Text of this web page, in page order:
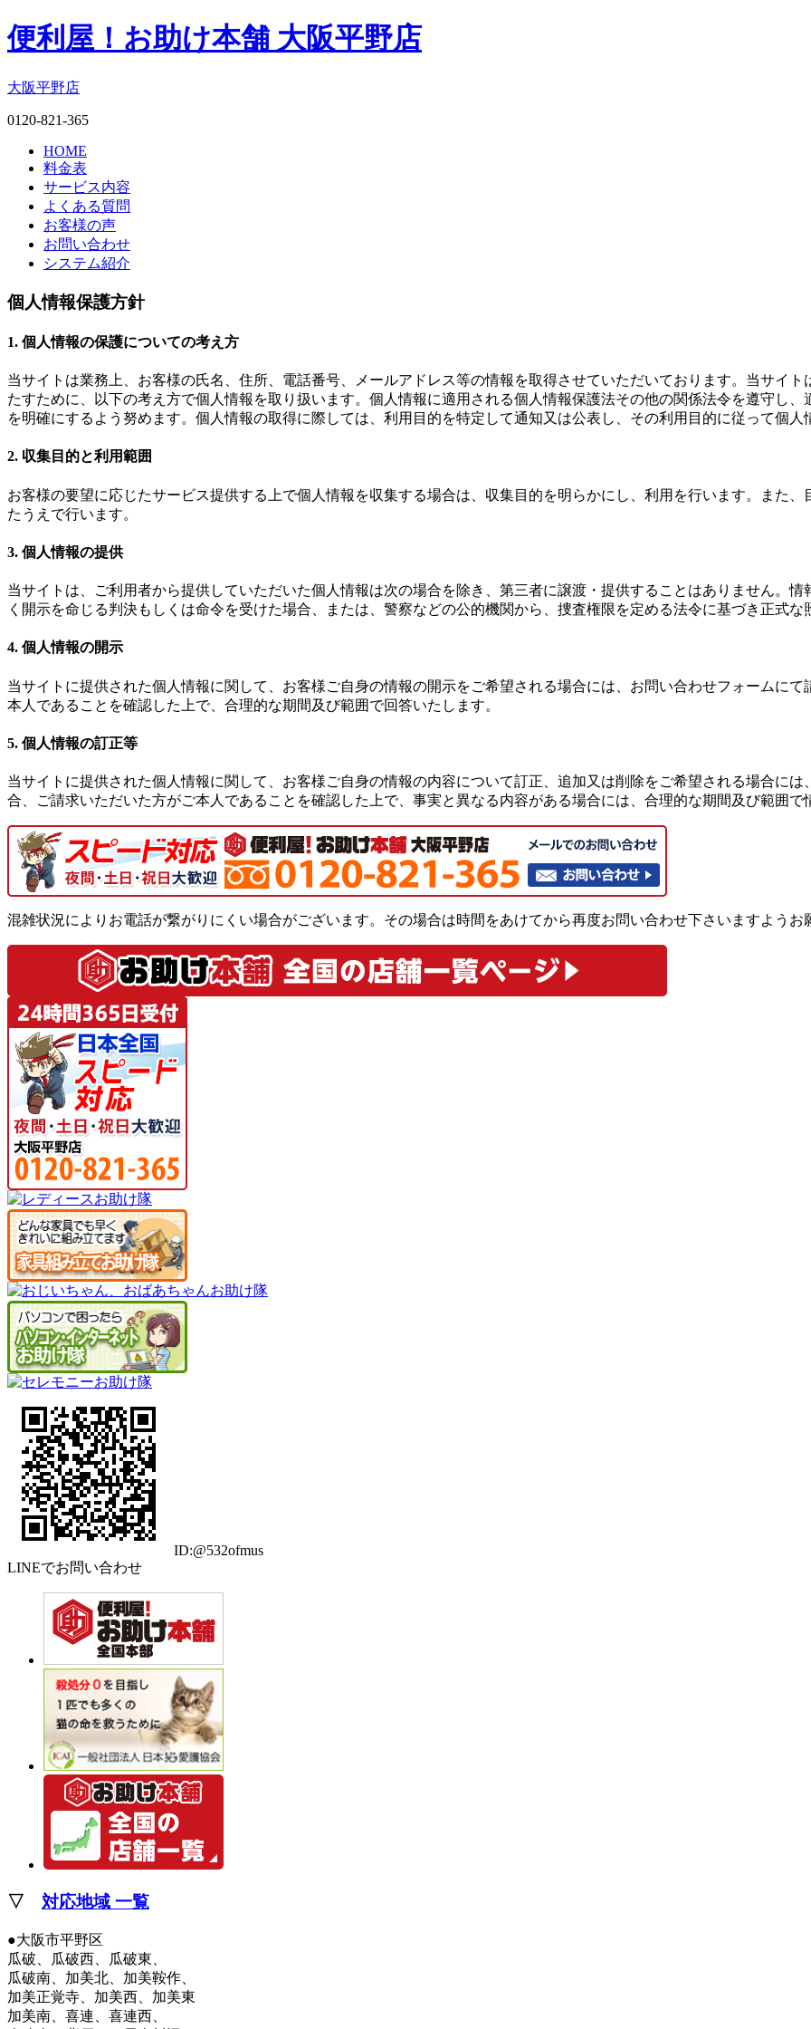
便利屋！お助け本舗 大阪平野店
大阪平野店
0120-821-365
HOME
料金表
サービス内容
よくある質問
お客様の声
お問い合わせ
システム紹介
個人情報保護方針
1. 個人情報の保護についての考え方
当サイトは業務上、お客様の氏名、住所、電話番号、メールアドレス等の情報を取得させていただいております。当サイ
たすために、以下の考え方で個人情報を取り扱います。個人情報に適用される個人情報保護法その他の関係法令を遵守し
を明確にするよう努めます。個人情報の取得に際しては、利用目的を特定して通知又は公表し、その利用目的に従って個人
2. 収集目的と利用範囲
お客様の要望に応じたサービス提供する上で個人情報を収集する場合は、収集目的を明らかにし、利用を行います。また
たうえで行います。
3. 個人情報の提供
当サイトは、ご利用者から提供していただいた個人情報は次の場合を除き、第三者に譲渡・提供することはありません。
く開示を命じる判決もしくは命令を受けた場合、または、警察などの公的機関から、捜査権限を定める法令に基づき正式な
4. 個人情報の開示
当サイトに提供された個人情報に関して、お客様ご自身の情報の開示をご希望される場合には、お問い合わせフォームに
本人であることを確認した上で、合理的な期間及び範囲で回答いたします。
5. 個人情報の訂正等
当サイトに提供された個人情報に関して、お客様ご自身の情報の内容について訂正、追加又は削除をご希望される場合に
合、ご請求いただいた方がご本人であることを確認した上で、事実と異なる内容がある場合には、合理的な期間及び範囲で
混雑状況によりお電話が繋がりにくい場合がございます。その場合は時間をあけてから再度お問い合わせ下さいますようお
ID:@532ofmus
LINEでお問い合わせ
▽ 対応地域 一覧
●大阪市平野区
瓜破、瓜破西、瓜破東、
瓜破南、加美北、加美鞍作、
加美正覚寺、加美西、加美東
加美南、喜連、喜連西、